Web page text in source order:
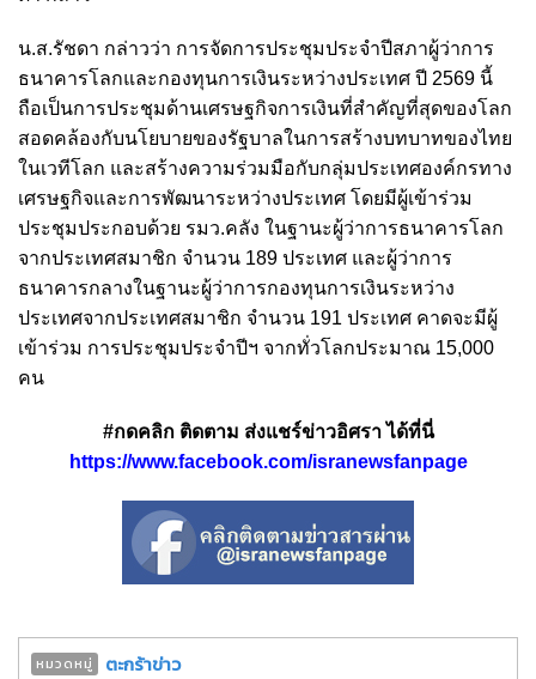
น.ส.รัชดา กล่าวว่า การจัดการประชุมประจำปีสภาผู้ว่าการ
ธนาคารโลกและกองทุนการเงินระหว่างประเทศ ปี 2569 นี้
ถือเป็นการประชุมด้านเศรษฐกิจการเงินที่สำคัญที่สุดของโลก
สอดคล้องกับนโยบายของรัฐบาลในการสร้างบทบาทของไทย
ในเวทีโลก และสร้างความร่วมมือกับกลุ่มประเทศองค์กรทาง
เศรษฐกิจและการพัฒนาระหว่างประเทศ โดยมีผู้เข้าร่วม
ประชุมประกอบด้วย รมว.คลัง ในฐานะผู้ว่าการธนาคารโลก
จากประเทศสมาชิก จำนวน 189 ประเทศ และผู้ว่าการ
ธนาคารกลางในฐานะผู้ว่าการกองทุนการเงินระหว่าง
ประเทศจากประเทศสมาชิก จำนวน 191 ประเทศ คาดจะมีผู้
เข้าร่วม การประชุมประจำปีฯ จากทั่วโลกประมาณ 15,000
คน
#กดคลิก ติดตาม ส่งแชร์ข่าวอิศรา ได้ที่นี่
https://www.facebook.com/isranewsfanpage
หมวดหมู่ ตะกร้าข่าว